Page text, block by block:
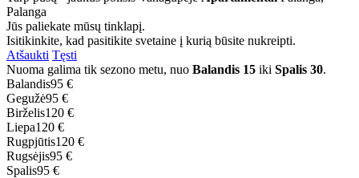
Palanga
Jūs paliekate mūsų tinklapį.
Isitikinkite, kad pasitikite svetaine į kurią būsite nukreipti.
Atšaukti Tęsti
Nuoma galima tik sezono metu, nuo Balandis 15 iki Spalis 30.
Balandis95 €
Gegužė95 €
Birželis120 €
Liepa120 €
Rugpjūtis120 €
Rugsėjis95 €
Spalis95 €